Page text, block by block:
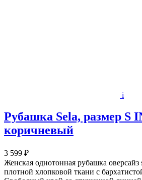
i
Рубашка Sela, размер S
коричневый
3 599 ₽
Женская однотонная рубашка
плотной хлопковой ткани с